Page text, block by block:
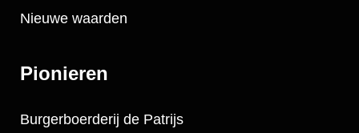
Nieuwe waarden
Pionieren
Burgerboerderij de Patrijs